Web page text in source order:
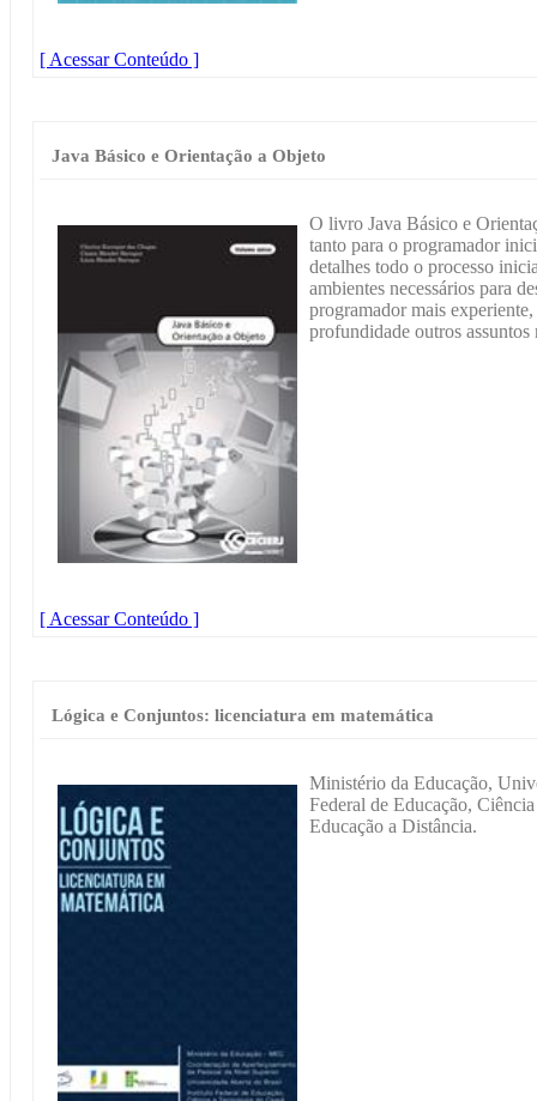
[ Acessar Conteúdo ]
Java Básico e Orientação a Objeto
O livro Java Básico e
tanto para o programador
detalhes todo o processo
ambientes necessários para
programador mais
profundidade outros assuntos
[ Acessar Conteúdo ]
Lógica e Conjuntos: licenciatura em matemática
Ministério da Educação,
Federal de Educação,
Educação a Distância.